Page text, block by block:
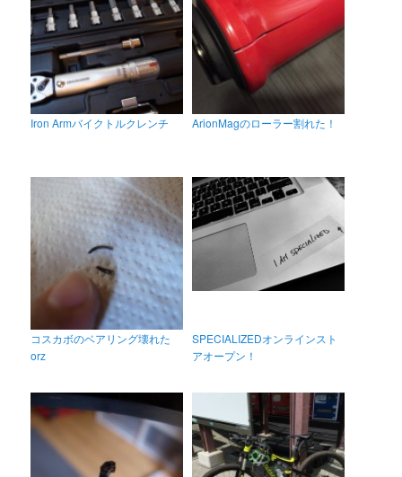
Iron Armバイクトルクレンチ ArionMagのローラー割れた！
コスカボのベアリング壊れた
orz
SPECIALIZEDオンラインスト
アオープン！